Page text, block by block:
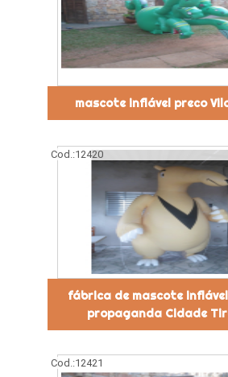
mascote inflável preco
Cod.:12420
fábrica de mascote
propaganda Cidade
Cod.:12421